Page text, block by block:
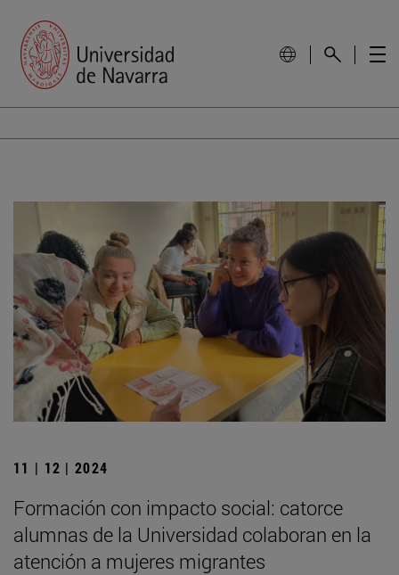
11 | 12 | 2024
Formación con impacto social: catorce
alumnas de la Universidad colaboran en la
atención a mujeres migrantes